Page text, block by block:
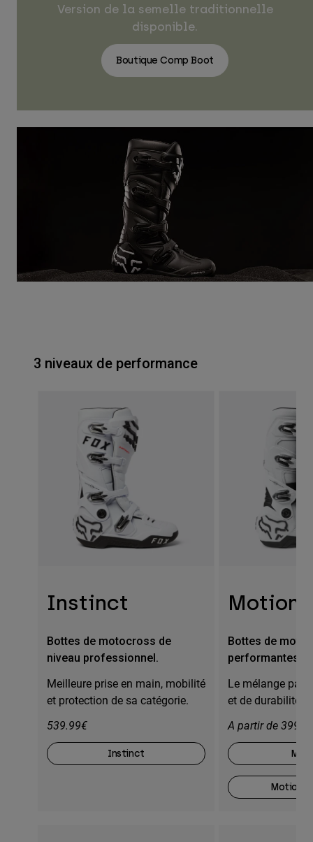
Version de la semelle traditionnelle
disponible.
Boutique Comp Boot
3 niveaux de performance
Instinct
Bottes de motocross de
niveau professionnel.
Meilleure prise en main, mobilité
et protection de sa catégorie.
539.99€
Instinct
Motion
Bottes de
performantes.
Le mélange
et de durabilité
A partir de
Motion